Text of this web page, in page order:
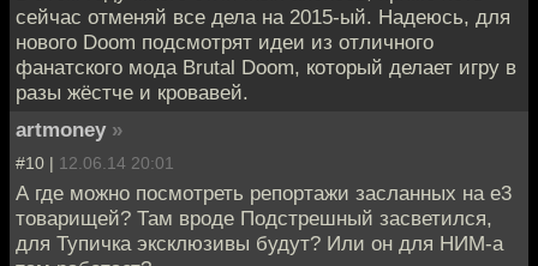
сейчас отменяй все дела на 2015-ый. Надеюсь, для
нового Doom подсмотрят идеи из отличного
фанатского мода Brutal Doom, который делает игру в
разы жёстче и кровавей.
artmoney »
#10 | 12.06.14 20:01
А где можно посмотреть репортажи засланных на е3
товарищей? Там вроде Подстрешный засветился,
для Тупичка эксклюзивы будут? Или он для НИМ-а